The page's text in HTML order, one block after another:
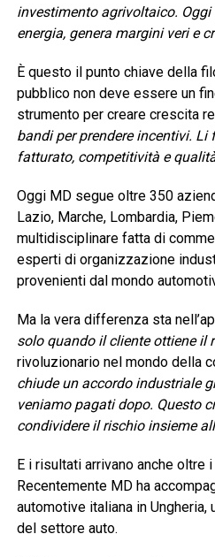
investimento agrivoltaico. Oggi
energia, genera margini veri e
È questo il punto chiave della
pubblico non deve essere un
strumento per creare crescita
bandi per prendere incentivi.
fatturato, competitività e
Oggi MD segue oltre 350
Lazio, Marche, Lombardia,
multidisciplinare fatta di
esperti di organizzazione
provenienti dal mondo
Ma la vera differenza sta
solo quando il cliente ottiene il
rivoluzionario nel mondo della
chiude un accordo industriale
veniamo pagati dopo. Questo
condividere il rischio insieme
E i risultati arrivano anche oltre
Recentemente MD ha
automotive italiana in Ungheria,
del settore auto.